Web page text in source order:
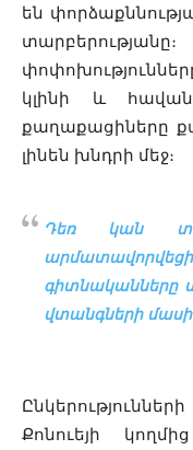
են
կլինի և
քաղաքացիները
լինեն խնդրի մեջ։
Դեռ կան
գիտնականները
վտանգների
Քոնուեյի